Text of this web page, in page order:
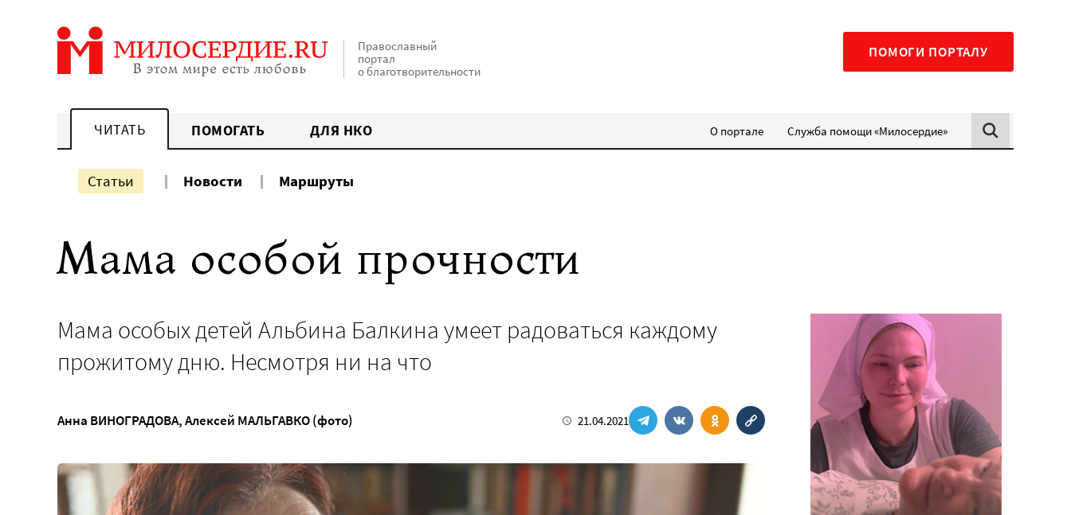
Православный
портал
о благотворительности
ПОМОГИ ПОРТАЛУ
ЧИТАТЬ ПОМОГАТЬ ДЛЯ НКО О портале Служба помощи «Милосердие»
Статьи Новости Маршруты
Мама особой прочности
Мама особых детей Альбина Балкина умеет радоваться каждому
прожитому дню. Несмотря ни на что
Анна ВИНОГРАДОВА,Алексей МАЛЬГАВКО (фото) 21.04.2021